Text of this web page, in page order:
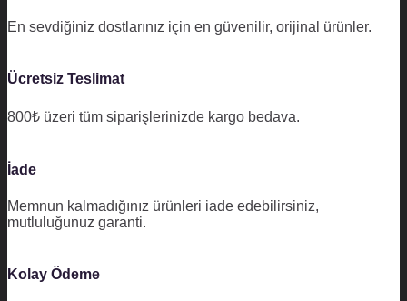
En sevdiğiniz dostlarınız için en güvenilir, orijinal ürünler.
Ücretsiz Teslimat
800₺ üzeri tüm siparişlerinizde kargo bedava.
İade
Memnun kalmadığınız ürünleri iade edebilirsiniz,
mutluluğunuz garanti.
Kolay Ödeme